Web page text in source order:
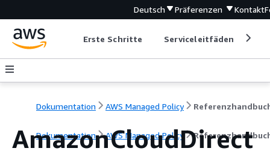
Deutsch Präferenzen Kontakt
Erste Schritte Serviceleitfäden
Dokumentation AWS Managed Policy
Dokumentation AWS Managed Policy
AmazonCloudDirect